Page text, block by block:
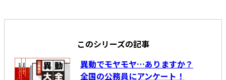
このシリーズの記事
異動でモヤモヤ…ありますか？
全国の公務員にアンケート！